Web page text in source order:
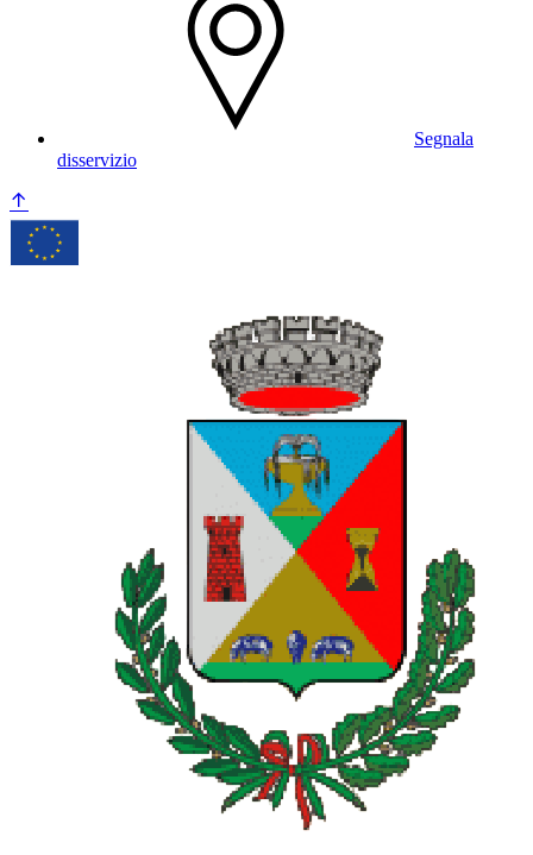
Segnala
disservizio